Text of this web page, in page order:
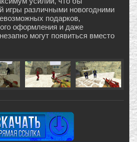
игры различными новогодними
подарков,
оформления и даже
могут появиться вместо